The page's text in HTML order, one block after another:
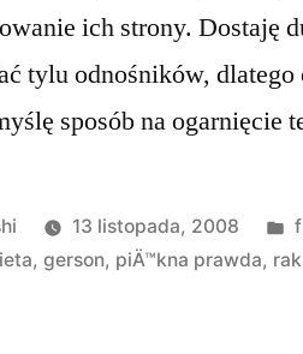
ich strony. Dostaję
tylu odnośników,
sposób na ogarnięcie
13 listopada, 2008
,gerson, piÄ™kna prawda, rak